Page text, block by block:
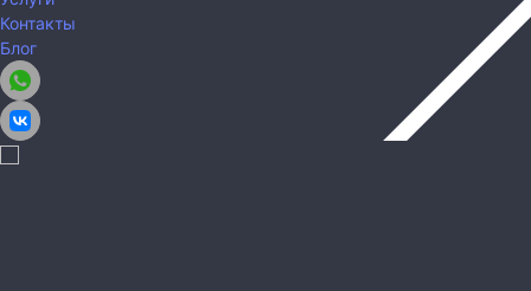
Контакты
Блог